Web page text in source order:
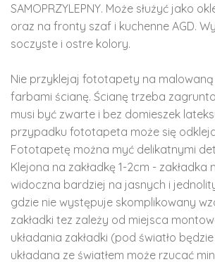
SAMOPRZYLEPNY. Może służyć jako
oraz na fronty szaf i kuchenne AGD.
soczyste i ostre kolory.
Nie przyklejaj fototapety na malowaną
farbami ścianę. Ścianę trzeba
musi być zwarte i bez domieszek
przypadku fototapeta może się
Fototapetę można myć delikatnymi
Klejona na zakładkę 1-2cm - zakładka
widoczna bardziej na jasnych i
gdzie nie występuje skomplikowany
zakładki tez zależy od miejsca
układania zakładki (pod światło
układana ze światłem może rzucać